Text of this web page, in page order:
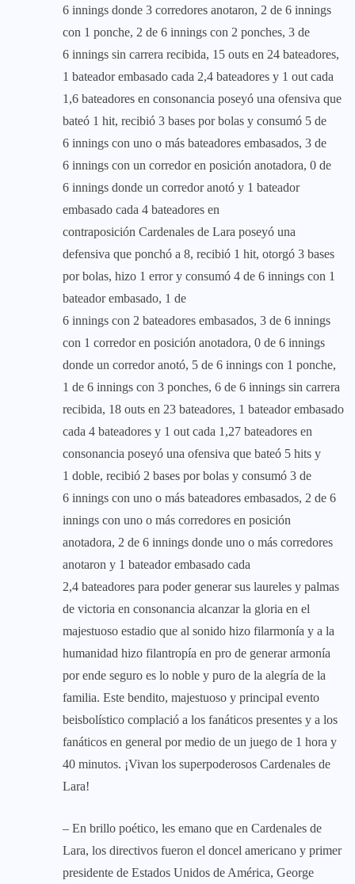
6 innings donde 3 corredores anotaron, 2 de 6 innings
con 1 ponche, 2 de 6 innings con 2 ponches, 3 de
6 innings sin carrera recibida, 15 outs en 24 bateadores,
1 bateador embasado cada 2,4 bateadores y 1 out cada
1,6 bateadores en consonancia poseyó una ofensiva que
bateó 1 hit, recibió 3 bases por bolas y consumó 5 de
6 innings con uno o más bateadores embasados, 3 de
6 innings con un corredor en posición anotadora, 0 de
6 innings donde un corredor anotó y 1 bateador
embasado cada 4 bateadores en
contraposición Cardenales de Lara poseyó una
defensiva que ponchó a 8, recibió 1 hit, otorgó 3 bases
por bolas, hizo 1 error y consumó 4 de 6 innings con 1
bateador embasado, 1 de
6 innings con 2 bateadores embasados, 3 de 6 innings
con 1 corredor en posición anotadora, 0 de 6 innings
donde un corredor anotó, 5 de 6 innings con 1 ponche,
1 de 6 innings con 3 ponches, 6 de 6 innings sin carrera
recibida, 18 outs en 23 bateadores, 1 bateador embasado
cada 4 bateadores y 1 out cada 1,27 bateadores en
consonancia poseyó una ofensiva que bateó 5 hits y
1 doble, recibió 2 bases por bolas y consumó 3 de
6 innings con uno o más bateadores embasados, 2 de 6
innings con uno o más corredores en posición
anotadora, 2 de 6 innings donde uno o más corredores
anotaron y 1 bateador embasado cada
2,4 bateadores para poder generar sus laureles y palmas
de victoria en consonancia alcanzar la gloria en el
majestuoso estadio que al sonido hizo filarmonía y a la
humanidad hizo filantropía en pro de generar armonía
por ende seguro es lo noble y puro de la alegría de la
familia. Este bendito, majestuoso y principal evento
beisbolístico complació a los fanáticos presentes y a los
fanáticos en general por medio de un juego de 1 hora y
40 minutos. ¡Vivan los superpoderosos Cardenales de
Lara!
– En brillo poético, les emano que en Cardenales de
Lara, los directivos fueron el doncel americano y primer
presidente de Estados Unidos de América, George